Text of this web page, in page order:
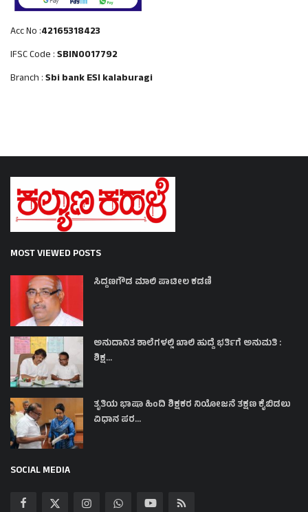
Acc No :42165318423
IFSC Code :SBIN0017792
Branch :Sbi bank ESI kalaburagi
MOST VIEWED POSTS
ಸಿದ್ದಣಗೌಡ ಮಾಲಿ ಪಾಟೀಲ ಕಡಣಿ
ಅನುದಾನಿತ ಶಾಲೆಗಳಲ್ಲಿ ಖಾಲಿ ಹುದ್ದೆ ಭರ್ತಿಗೆ ಅನುಮತಿ :
ಶಿಕ್ಷ...
ತೃತಿಯ ಭಾಷಾ ಹಿಂದಿ ಶಿಕ್ಷಕರ ನಿಯೋಜನೆ ತಕ್ಷಣ ಕೈಬಿಡಲು
ವಿಧಾನ ಪರ...
SOCIAL MEDIA